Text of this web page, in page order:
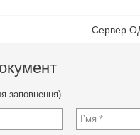
Сервер
заповнення)